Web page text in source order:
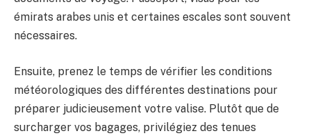
émirats arabes unis et certaines escales sont souvent
nécessaires.
Ensuite, prenez le temps de vérifier les conditions
météorologiques des différentes destinations pour
préparer judicieusement votre valise. Plutôt que de
surcharger vos bagages, privilégiez des tenues